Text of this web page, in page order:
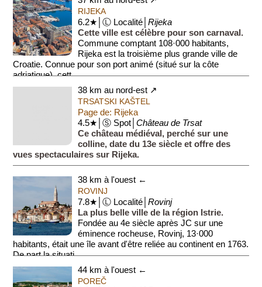
œuvres d'artistes croates et internationaux actuels. Son c...
RIJEKA
6.2★│Ⓛ Localité│Rijeka
Cette ville est célèbre pour son carnaval.
Commune comptant 108·000 habitants,
Rijeka est la troisième plus grande ville de
Croatie. Connue pour son port animé (situé sur la côte
adriatique), cett...
38 km au nord-est ↗
TRSATSKI KAŠTEL
Page de: Rijeka
4.5★│Ⓢ Spot│Château de Trsat
Ce château médiéval, perché sur une
colline, date du 13e siècle et offre des
vues spectaculaires sur Rijeka.
38 km à l'ouest ←
ROVINJ
7.8★│Ⓛ Localité│Rovinj
La plus belle ville de la région Istrie.
Fondée au 4e siècle après JC sur une
éminence rocheuse, Rovinj, 13·000
habitants, était une île avant d'être reliée au continent en 1763.
De part la situati...
44 km à l'ouest ←
POREČ